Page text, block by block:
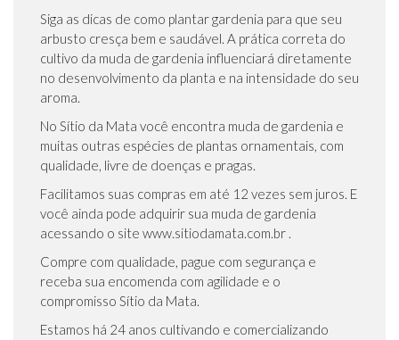
Siga as dicas de como plantar gardenia para que seu
arbusto cresça bem e saudável. A prática correta do
cultivo da muda de gardenia influenciará diretamente
no desenvolvimento da planta e na intensidade do seu
aroma.
No Sítio da Mata você encontra muda de gardenia e
muitas outras espécies de plantas ornamentais, com
qualidade, livre de doenças e pragas.
Facilitamos suas compras em até 12 vezes sem juros. E
você ainda pode adquirir sua muda de gardenia
acessando o site www.sitiodamata.com.br .
Compre com qualidade, pague com segurança e
receba sua encomenda com agilidade e o
compromisso Sítio da Mata.
Estamos há 24 anos cultivando e comercializando